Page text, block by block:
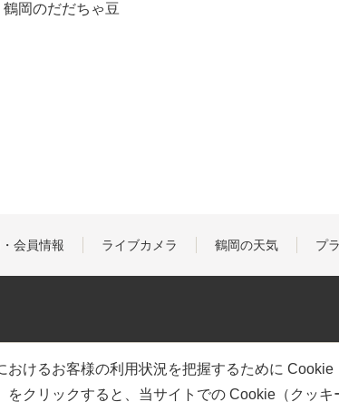
鶴岡のだだちゃ豆
会員情報 ライブカメラ 鶴岡の天気 プ
おけるお客様の利用状況を把握するために Cookie
をクリックすると、当サイトでの Cookie（クッキ